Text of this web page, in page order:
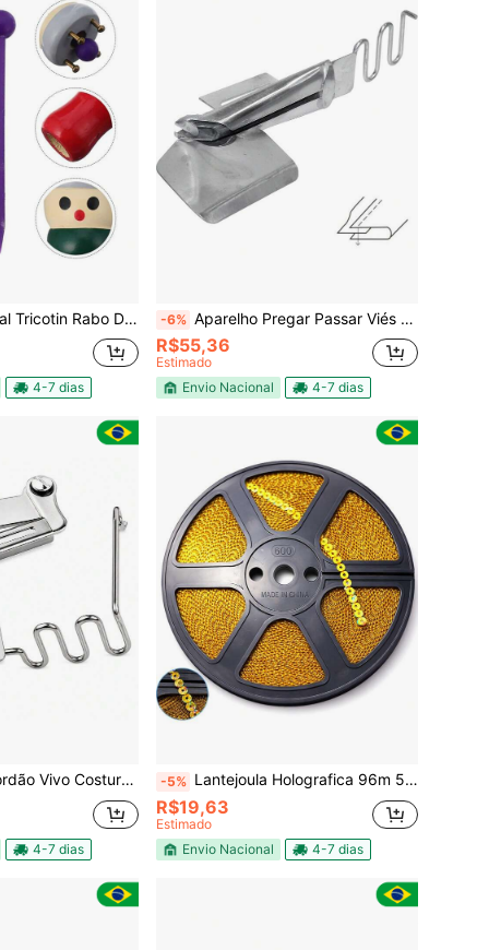
De Gato I-Cord Croche Enfeite.
4-7 dias
-6% Aparelho Pregar Passar Viés Americano Costura Reta 45mm
R$55,36
Estimado
Envio Nacional
4-7 dias
Reta Industrial 26mm Parafusos
4-7 dias
-5% Lantejoula Holografica 96m 5mm Continua Ouro Dourado Enfeite
R$19,63
Estimado
Envio Nacional
4-7 dias